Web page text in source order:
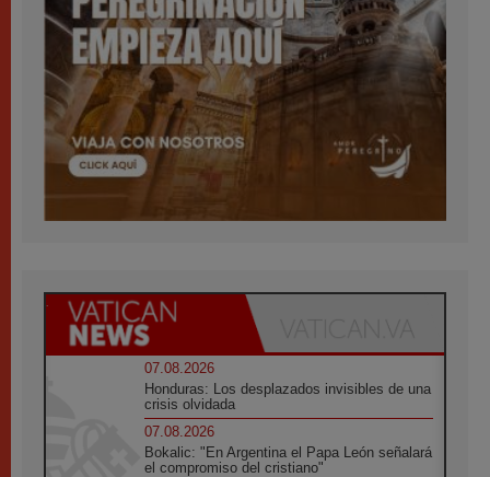
07.08.2026
Honduras: Los desplazados invisibles de una
crisis olvidada
07.08.2026
Bokalic: "En Argentina el Papa León señalará
el compromiso del cristiano"